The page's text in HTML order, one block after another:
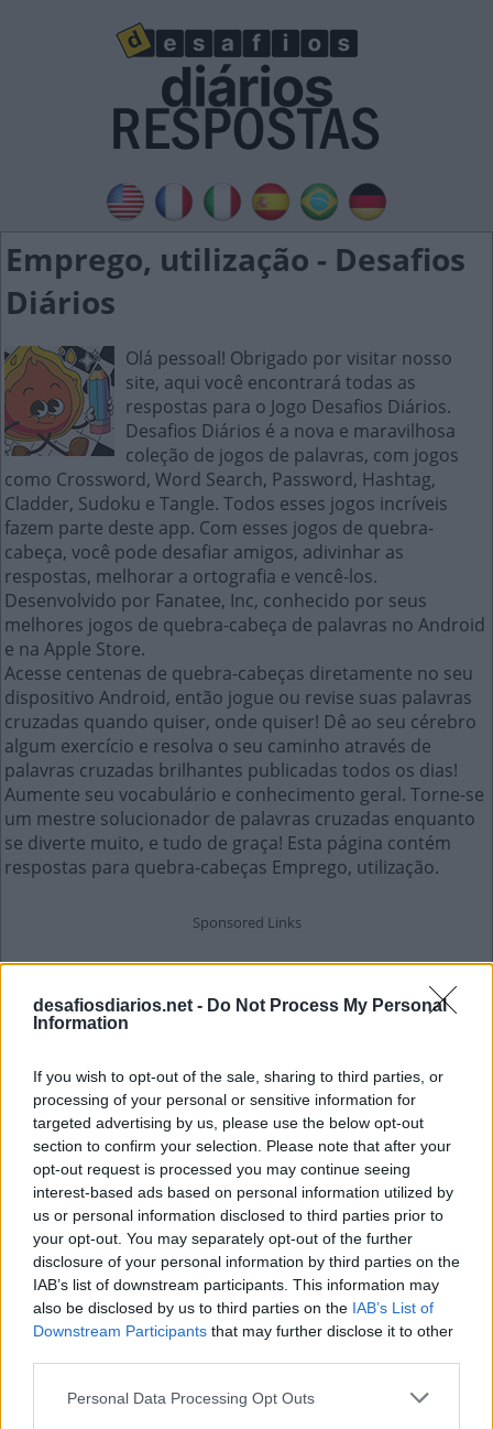
desafiosdiarios.net - Do Not Process My Personal
Information
If you wish to opt-out of the sale, sharing to third parties, or
processing of your personal or sensitive information for
targeted advertising by us, please use the below opt-out
section to confirm your selection. Please note that after your
opt-out request is processed you may continue seeing
interest-based ads based on personal information utilized by
us or personal information disclosed to third parties prior to
your opt-out. You may separately opt-out of the further
disclosure of your personal information by third parties on the
IAB’s list of downstream participants. This information may
also be disclosed by us to third parties on the IAB’s List of
Downstream Participants that may further disclose it to other
Personal Data Processing Opt Outs
Emprego, utilização - Desafios
Diários
Olá pessoal! Obrigado por visitar nosso
site, aqui você encontrará todas as
respostas para o Jogo Desafios Diários.
Desafios Diários é a nova e maravilhosa
coleção de jogos de palavras, com jogos
como Crossword, Word Search, Password, Hashtag,
Cladder, Sudoku e Tangle. Todos esses jogos incríveis
fazem parte deste app. Com esses jogos de quebra-
cabeça, você pode desafiar amigos, adivinhar as
respostas, melhorar a ortografia e vencê-los.
Desenvolvido por Fanatee, Inc, conhecido por seus
melhores jogos de quebra-cabeça de palavras no Android
e na Apple Store.
Acesse centenas de quebra-cabeças diretamente no seu
dispositivo Android, então jogue ou revise suas palavras
cruzadas quando quiser, onde quiser! Dê ao seu cérebro
algum exercício e resolva o seu caminho através de
palavras cruzadas brilhantes publicadas todos os dias!
Aumente seu vocabulário e conhecimento geral. Torne-se
um mestre solucionador de palavras cruzadas enquanto
se diverte muito, e tudo de graça! Esta página contém
respostas para quebra-cabeças Emprego, utilização.